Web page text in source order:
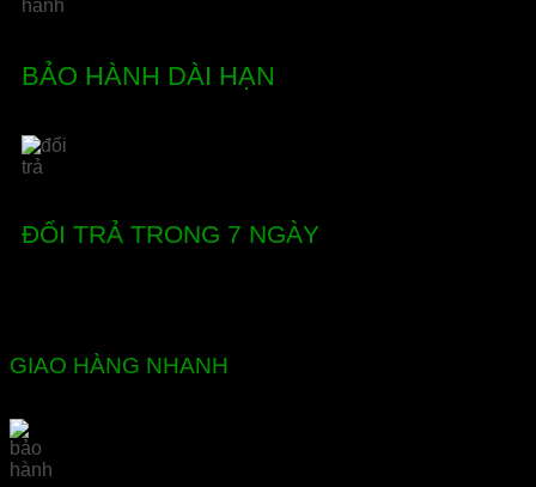
BẢO HÀNH DÀI HẠN
ĐỔI TRẢ TRONG 7 NGÀY
GIAO HÀNG NHANH